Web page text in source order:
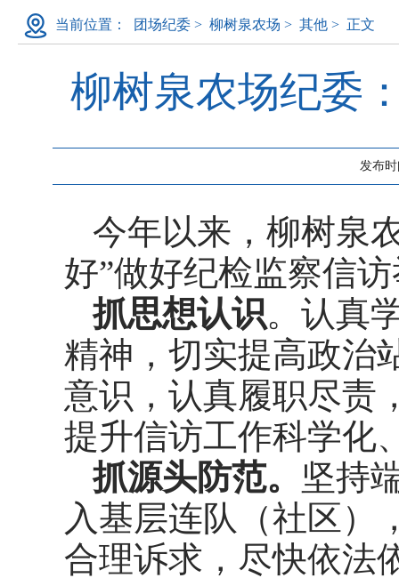
当前位置： 团场纪委 > 柳树泉农场 > 其他 > 正文
柳树泉农场纪委
发布时
今年以来，柳树泉
好”做好纪检监察信
抓思想认识。认真
精神，切实提高政治
意识，认真履职尽责
提升信访工作科学化
抓源头防范。 坚持
入基层连队（社区）
合理诉求，尽快依法